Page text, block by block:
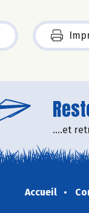
....et
Accueil